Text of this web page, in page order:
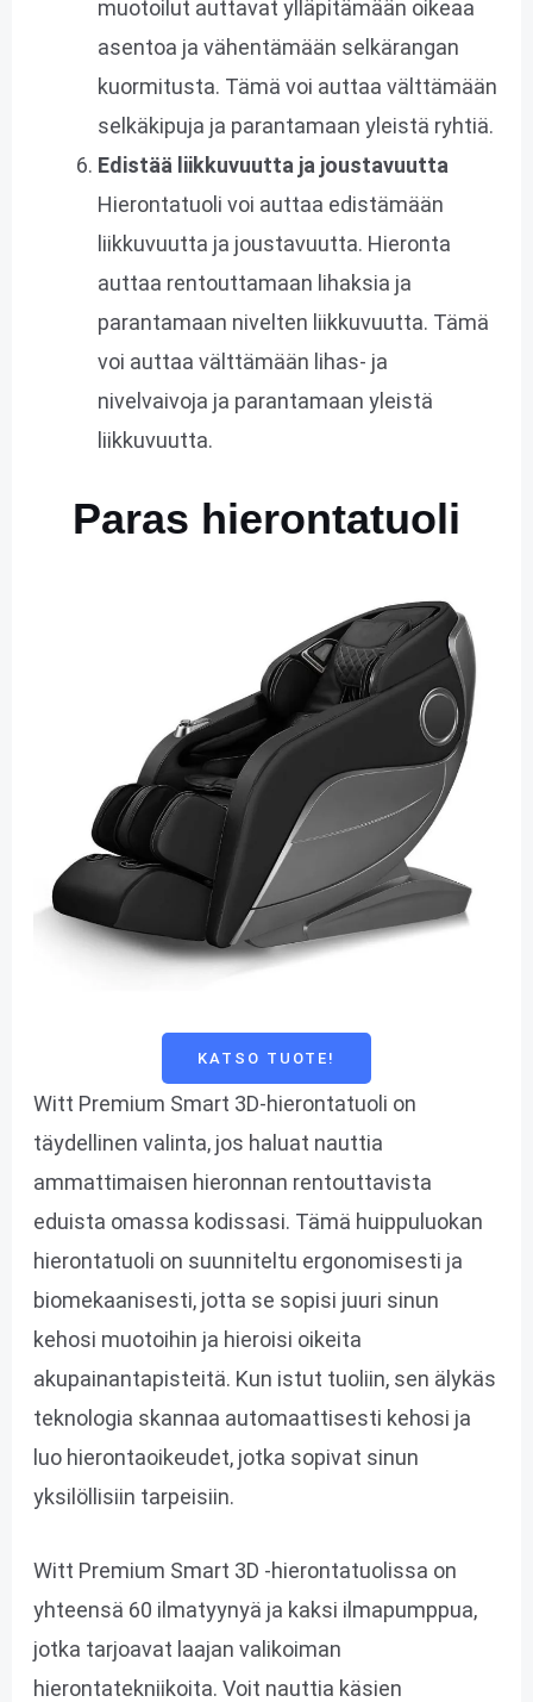
muotoilut auttavat ylläpitämään oikeaa
asentoa ja vähentämään selkärangan
kuormitusta. Tämä voi auttaa välttämään
selkäkipuja ja parantamaan yleistä ryhtiä.
Edistää liikkuvuutta ja joustavuutta
Hierontatuoli voi auttaa edistämään
liikkuvuutta ja joustavuutta. Hieronta
auttaa rentouttamaan lihaksia ja
parantamaan nivelten liikkuvuutta. Tämä
voi auttaa välttämään lihas- ja
nivelvaivoja ja parantamaan yleistä
liikkuvuutta.
Paras hierontatuoli
KATSO TUOTE!
Witt Premium Smart 3D-hierontatuoli on
täydellinen valinta, jos haluat nauttia
ammattimaisen hieronnan rentouttavista
eduista omassa kodissasi. Tämä huippuluokan
hierontatuoli on suunniteltu ergonomisesti ja
biomekaanisesti, jotta se sopisi juuri sinun
kehosi muotoihin ja hieroisi oikeita
akupainantapisteitä. Kun istut tuoliin, sen älykäs
teknologia skannaa automaattisesti kehosi ja
luo hierontaoikeudet, jotka sopivat sinun
yksilöllisiin tarpeisiin.
Witt Premium Smart 3D -hierontatuolissa on
yhteensä 60 ilmatyynyä ja kaksi ilmapumppua,
jotka tarjoavat laajan valikoiman
hierontatekniikoita. Voit nauttia käsien